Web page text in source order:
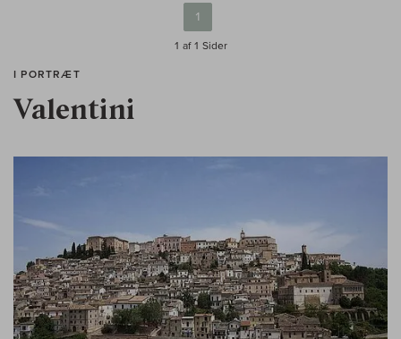
1
1 af 1 Sider
I PORTRÆT
Valentini